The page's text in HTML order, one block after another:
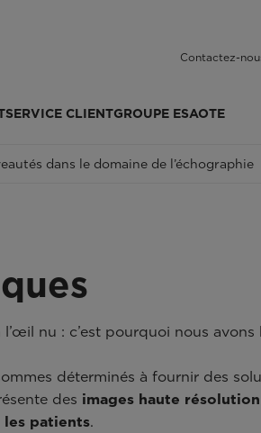
Contactez-
SERVICE CLIENTGROUPE ESAOTE
dans le domaine de l’échographie
nu : c’est pourquoi nous avons
déterminés à fournir des
des images haute
les patients.